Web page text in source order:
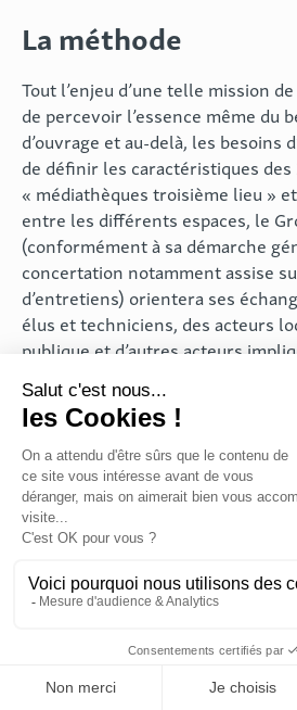
La méthode
Tout l’enjeu d’une telle mission
de percevoir l’essence même du
d’ouvrage et au-delà, les besoins
de définir les caractéristiques
« médiathèques troisième lieu »
entre les différents espaces, le
(conformément à sa démarche
concertation notamment assise
d’entretiens) orientera ses
élus et techniciens, des acteurs
publique et d’autres acteurs
scolaires, associatifs, petite
services publics, écoles de
ateliers de co-conception (un par
organisés.
Pour aller plus loin dans la
ateliers avec le public lui-même,
(scolaires, adolescents, séniors,
structures…), afin de mieux cerner
attentes en recueillant
« focus groupes » permettront
sur le fonctionnement des